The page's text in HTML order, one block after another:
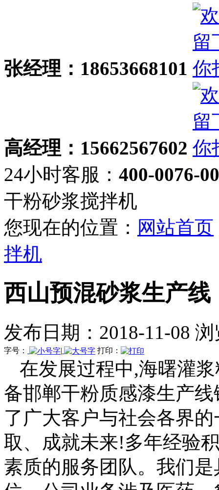
张经理：18653668101
高经理：15662567602
24小时客服： 400-0076-
干粉砂浆搅拌机
您现在的位置： 网站首页
拌机
西山预混砂浆生产线
发布日期：2018-11-08
字号： | 打印：
在发展过程中,海曙灌
备邯郸干粉质感漆生产
了广大客户与社会各界
取、成就未来!多年经验
素质的服务团队。我们